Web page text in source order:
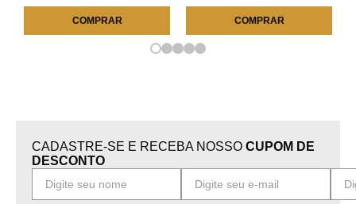
COMPRAR COMPRAR
CADASTRE-SE E RECEBA NOSSO CUPOM DE
DESCONTO